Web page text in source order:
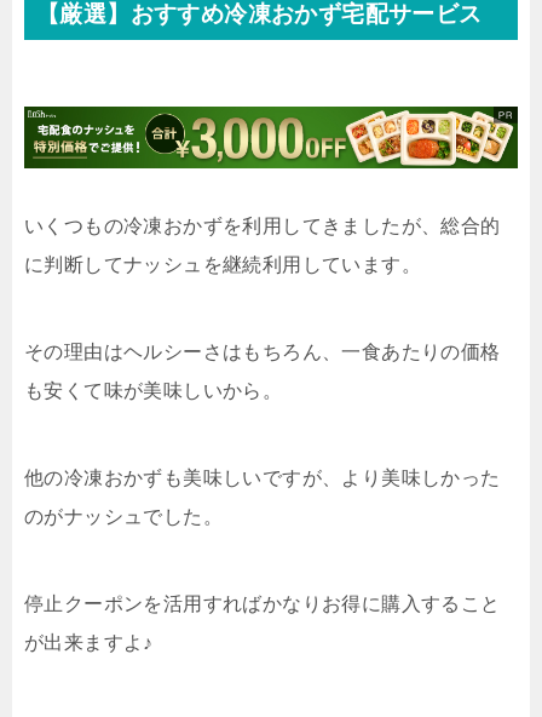
【厳選】おすすめ冷凍おかず宅配サービス
いくつもの冷凍おかずを利用してきましたが、総合的
に判断してナッシュを継続利用しています。
その理由はヘルシーさはもちろん、一食あたりの価格
も安くて味が美味しいから。
他の冷凍おかずも美味しいですが、より美味しかった
のがナッシュでした。
停止クーポンを活用すればかなりお得に購入すること
が出来ますよ♪